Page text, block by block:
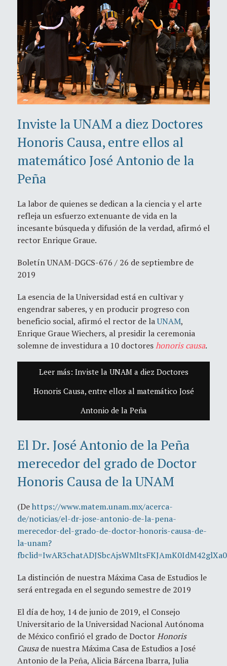
Inviste la UNAM a diez Doctores
Honoris Causa, entre ellos al
matemático José Antonio de la
Peña
La labor de quienes se dedican a la ciencia y el arte
refleja un esfuerzo extenuante de vida en la
incesante búsqueda y difusión de la verdad, afirmó el
rector Enrique Graue.
Boletín UNAM-DGCS-676 / 26 de septiembre de
2019
La esencia de la Universidad está en cultivar y
engendrar saberes, y en producir progreso con
beneficio social, afirmó el rector de laUNAM,
Enrique Graue Wiechers, al presidir la ceremonia
solemne de investidura a 10 doctoreshonoris causa.
Leer más: Inviste la UNAM a diez Doctores
Honoris Causa, entre ellos al matemático José
Antonio de la Peña
El Dr. José Antonio de la Peña
merecedor del grado de Doctor
Honoris Causa de la UNAM
(Dehttps://www.matem.unam.mx/acerca-
de/noticias/el-dr-jose-antonio-de-la-pena-
merecedor-del-grado-de-doctor-honoris-causa-de-
la-unam?
La distinción de nuestra Máxima Casa de Estudios le
será entregada en el segundo semestre de 2019
El día de hoy, 14 de junio de 2019, el Consejo
Universitario de la Universidad Nacional Autónoma
de México confirió el grado de DoctorHonoris
Causade nuestra Máxima Casa de Estudios a José
Antonio de la Peña, Alicia Bárcena Ibarra, Julia